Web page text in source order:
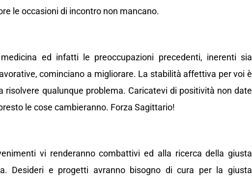
le occasioni di incontro non mancano.
ed infatti le preoccupazioni precedenti, inerenti sia
cominciano a migliorare. La stabilità affettiva per voi è
risolvere qualunque problema. Caricatevi di positività non date
le cose cambieranno. Forza Sagittario!
vi renderanno combattivi ed alla ricerca della giusta
Desideri e progetti avranno bisogno di cura per la giusta